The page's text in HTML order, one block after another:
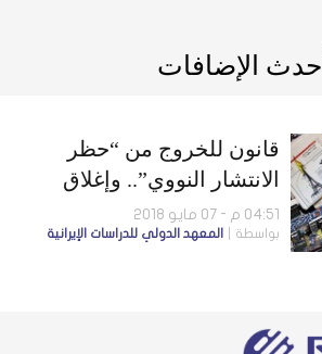
أحدث الإضافات
قانون للخروج من “حظر
الانتشار النووي”.. وإغلاق
الحدود مع العراق
04:51 م - 07 مايو 2018
بواسطة المعهد الدولي للدراسات الإيرانية